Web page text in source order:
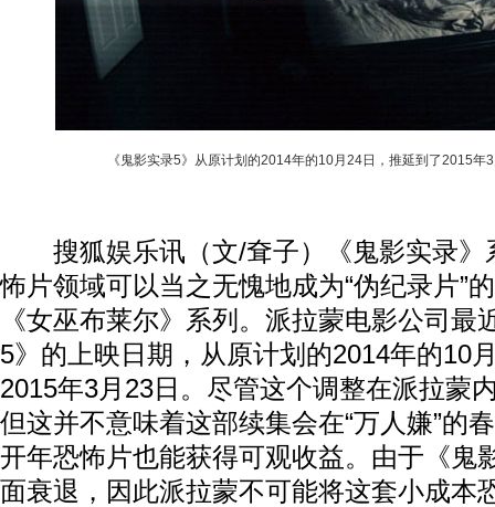
《鬼影实录5》从原计划的2014年的10月24日，推延到了2015年
搜狐娱乐讯（文/耷子）《鬼影实录》
怖片领域可以当之无愧地成为“伪纪录片”
《女巫布莱尔》系列。派拉蒙电影公司最
5》的上映日期，从原计划的2014年的10
2015年3月23日。尽管这个调整在派拉蒙
但这并不意味着这部续集会在“万人嫌”的
开年恐怖片也能获得可观收益。由于《鬼
面衰退，因此派拉蒙不可能将这套小成本